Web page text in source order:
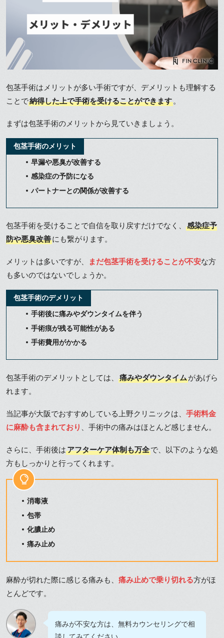
包茎手術はメリットが多い手術ですが、デメリットも理解する
ことで納得した上で手術を受けることができます 。
まずは包茎手術のメリットから見ていきましょう。
包茎手術のメリット
早漏や悪臭が改善する
感染症の予防になる
パートナーとの関係が改善する
包茎手術を受けることで自信を取り戻すだけでなく、
感染症予
防や悪臭改善にも繋がります。
メリットは多いですが、 まだ包茎手術を受けることが不安な方
も多いのではないでしょうか。
包茎手術のデメリット
手術後に痛みやダウンタイムを伴う
手術痕が残る可能性がある
手術費用がかかる
包茎手術のデメリットとしては、 痛みやダウンタイムがあげら
れます。
当記事が大阪でおすすめしている上野クリニックは、 手術料金
に麻酔も含まれており
、手術中の痛みはほとんど感じません。
さらに、手術後はアフターケア体制も万全で、以下のような処
方もしっかりと行ってくれます。
消毒液
包帯
化膿止め
痛み止め
麻酔が切れた際に感じる痛みも、 痛み止めで乗り切れる方がほ
とんどです。
痛みが不安な方は、無料カウンセリングで相